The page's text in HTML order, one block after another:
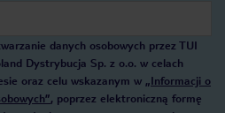
danych osobowych przez TUI
Dystrybucja Sp. z o.o. w celach
oraz celu wskazanym w „Informacji o
, poprzez elektroniczną formę